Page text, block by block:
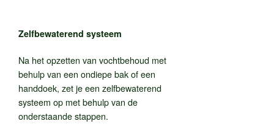
Zelfbewaterend systeem
Na het opzetten van vochtbehoud met
behulp van een ondiepe bak of een
handdoek, zet je een zelfbewaterend
systeem op met behulp van de
onderstaande stappen.